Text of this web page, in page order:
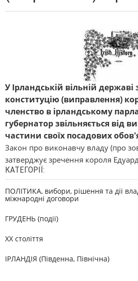
У Ірландській вільній
конституцію (виправлення)
членство в ірландському
губернатор звільняється від
частини своїх посадових
Закон про виконавчу владу (про
затверджує зречення короля
КАТЕГОРІЇ:
ПОЛІТИКА, вибори, рішення та дії
міжнародні договори
ГРУДЕНЬ (події)
XX століття
ІРЛАНДІЯ (Південна, Північна)